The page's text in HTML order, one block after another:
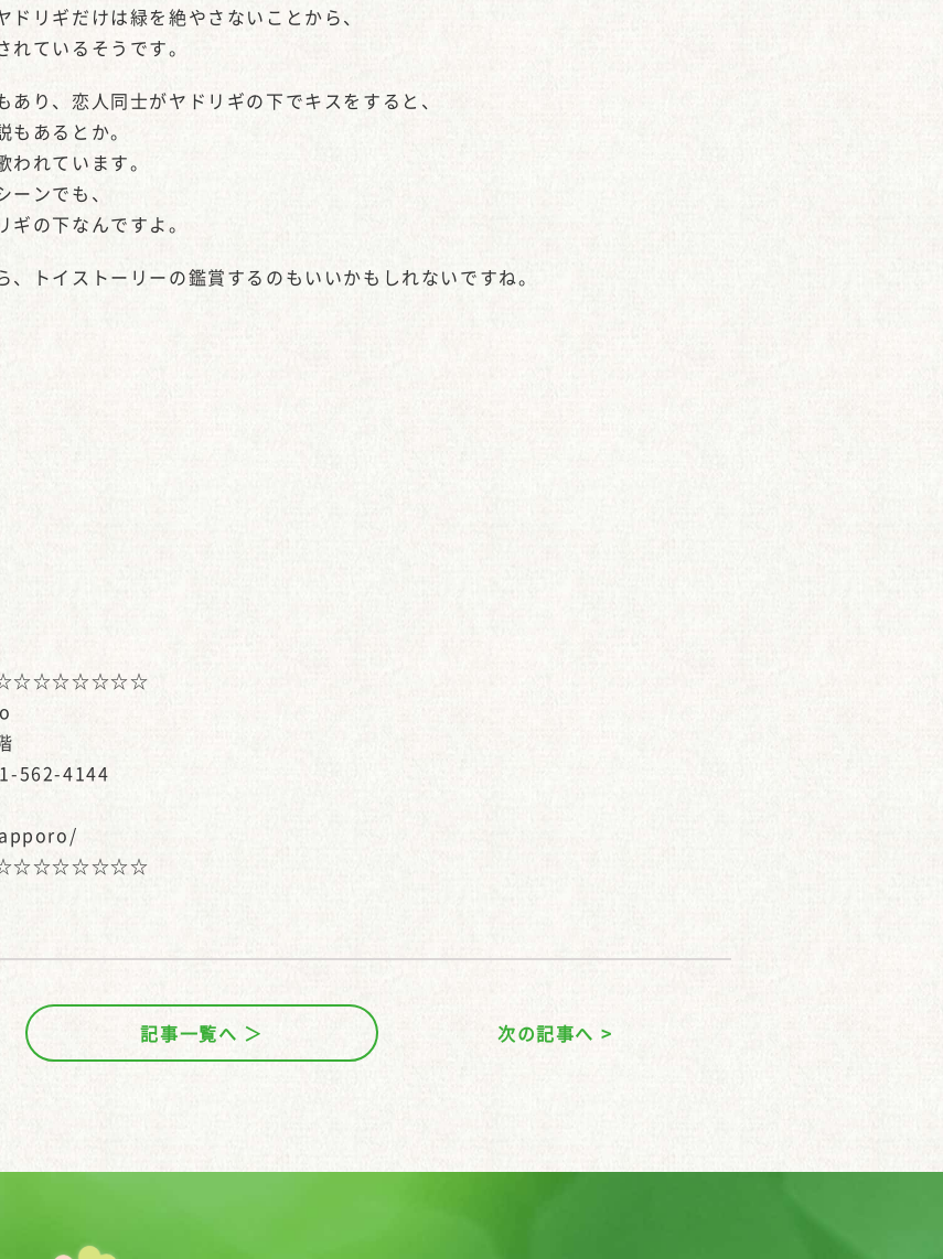
リギだけは緑を絶やさないことから、
ているそうです。
り、恋人同士がヤドリギの下でキスをすると、
あるとか。
われています。
ンでも、
の下なんですよ。
トイストーリーの鑑賞するのもいいかもしれないですね。
562-4144
記事一覧へ ＞ 次の記事へ >